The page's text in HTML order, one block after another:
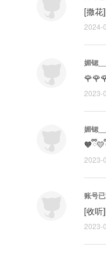
[撒花
2024-
媚锶__
2023-
媚锶__
2023-
账号
[收听
2023-